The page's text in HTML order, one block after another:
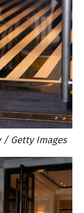
/ Getty Images